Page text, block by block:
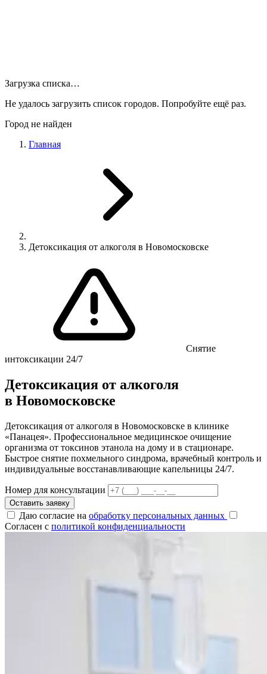
Загрузка списка…
Не удалось загрузить список городов. Попробуйте ещё раз.
Город не найден
Главная
Детоксикация от алкоголя в Новомосковске
Снятие
интоксикации 24/7
Детоксикация от алкоголя
в Новомосковске
Детоксикация от алкоголя в Новомосковске в клинике
«Панацея». Профессиональное медицинское очищение
организма от токсинов этанола на дому и в стационаре.
Быстрое снятие похмельного синдрома, врачебный контроль и
индивидуальные восстанавливающие капельницы 24/7.
Номер для консультации
Оставить заявку
Даю согласие на обработку персональных данных
Согласен с политикой конфиденциальности